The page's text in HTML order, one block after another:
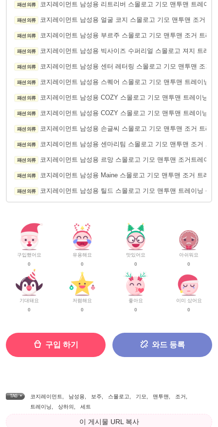
패션 의류 코지레이먼트 남성용 리트리버 스몰로고 기모 맨투맨 트레이
패션 의류 코지레이먼트 남성용 얼굴 코지 스몰로고 기모 맨투맨 조거 트
패션 의류 코지레이먼트 남성용 부르주 스몰로고 기모 맨투맨 조거 트레
패션 의류 코지레이먼트 남성용 빅사이즈 수퍼리얼 스몰로고 져지 트레이
패션 의류 코지레이먼트 남성용 센터 레터링 스몰로고 기모 맨투맨 조거
패션 의류 코지레이먼트 남성용 스퀘어 스몰로고 기모 맨투맨 트레이닝
패션 의류 코지레이먼트 남성용 COZY 스몰로고 기모 맨투맨 트레이닝
패션 의류 코지레이먼트 남성용 COZY 스몰로고 기모 맨투맨 트레이닝
패션 의류 코지레이먼트 남성용 손글씨 스몰로고 기모 맨투맨 조거 트레
패션 의류 코지레이먼트 남성용 센마리팀 스몰로고 기모 맨투맨 조거 트
패션 의류 코지레이먼트 남성용 르망 스몰로고 기모 맨투맨 조거트레이닝
패션 의류 코지레이먼트 남성용 Maine 스몰로고 기모 맨투맨 조거 트레
패션 의류 코지레이먼트 남성용 틸드 스몰로고 기모 맨투맨 트레이닝 상
구입했어요
0
기대돼요
0
유용해요
0
저렴해요
0
맛있어요
0
좋아요
0
아쉬워요
0
이미 샀어요
0
구입 하기 와드 등록
TAG • 코지레이먼트 남성용 보주 스몰로고 기모 맨투맨 조거
트레이닝
상하의 세트
이 게시물 URL 복사